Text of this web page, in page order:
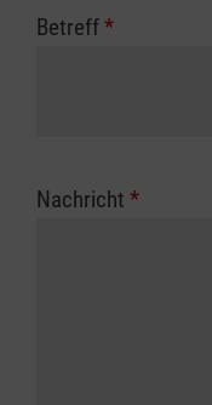
Betreff*
Nachricht *